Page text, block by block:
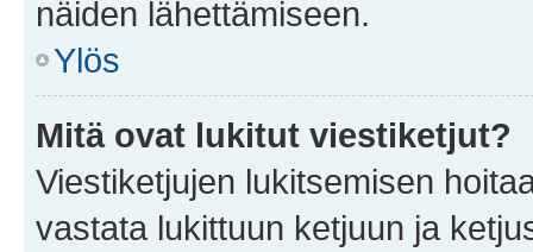
näiden lähettämiseen.
Ylös
Mitä ovat lukitut viestiketjut?
Viestiketjujen lukitsemisen
vastata lukittuun ketjuun ja